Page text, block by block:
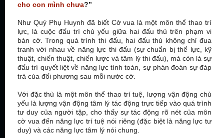
cho con mình chưa?”
Như Quý Phụ Huynh đã biết Cờ vua là một môn thể thao trí
lực, là cuộc đấu trí chủ yếu giữa hai đấu thủ trên phạm vi
bàn cờ. Trong quá trình thi đấu, hai đấu thủ không chỉ đua
tranh với nhau về năng lực thi đấu (sự chuẩn bị thể lực, kỹ
thuật, chiến thuật, chiến lược và tâm lý thi đấu), mà còn là sự
đấu trí quyết liệt về năng lực tính toán, sự phán đoán sự đáp
trả của đối phương sau mỗi nước cờ.
Với đặc thù là một môn thể thao trí tuệ, lượng vận động chủ
yếu là lượng vận động tâm lý tác động trực tiếp vào quá trình
tư duy của người tập, cho thấy sự tác động rõ nét của môn
cờ vua đến năng lực trí tuệ nói riêng (đặc biệt là năng lực tư
duy) và các năng lực tâm lý nói chung.